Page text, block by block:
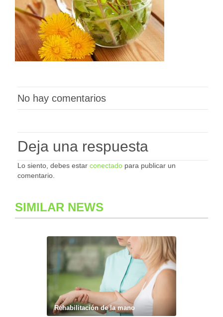
No hay comentarios
Deja una respuesta
Lo siento, debes estar conectado para publicar un
comentario.
SIMILAR NEWS
Rehabilitación de la mano